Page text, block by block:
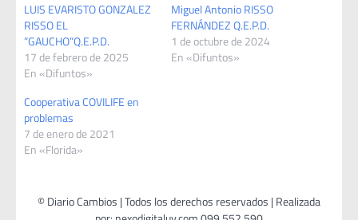
LUIS EVARISTO GONZALEZ
RISSO EL
”GAUCHO”Q.E.P.D.
17 de febrero de 2025
En «Difuntos»
Miguel Antonio RISSO
FERNÁNDEZ Q.E.P.D.
1 de octubre de 2024
En «Difuntos»
Cooperativa COVILIFE en
problemas
7 de enero de 2021
En «Florida»